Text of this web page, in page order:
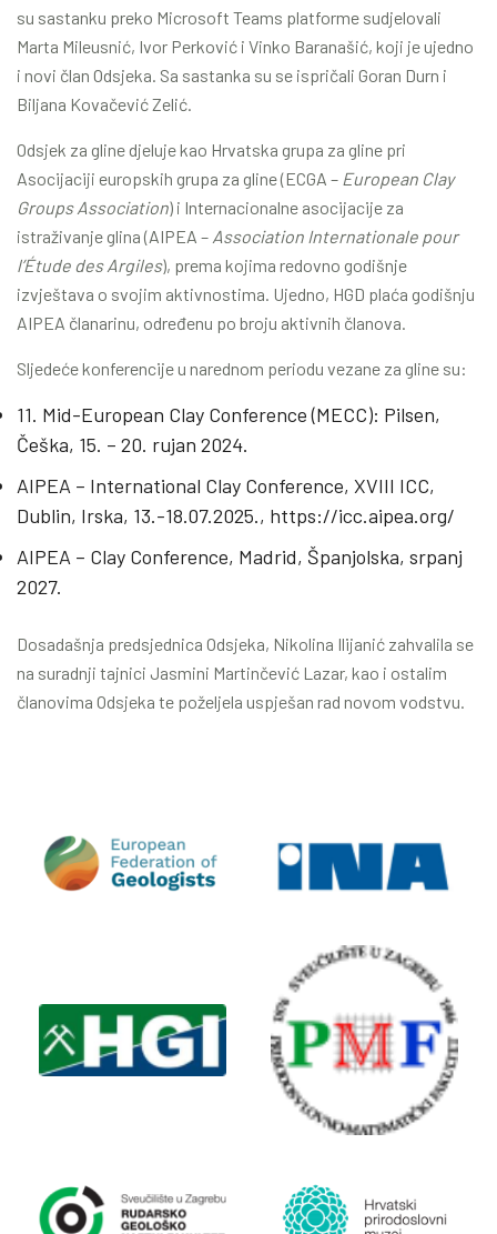
su sastanku preko Microsoft Teams platforme sudjelovali
Marta Mileusnić, Ivor Perković i Vinko Baranašić, koji je ujedno
i novi član Odsjeka. Sa sastanka su se ispričali Goran Durn i
Biljana Kovačević Zelić.
Odsjek za gline djeluje kao Hrvatska grupa za gline pri
Asocijaciji europskih grupa za gline (ECGA – European Clay
Groups Association) i Internacionalne asocijacije za
istraživanje glina (AIPEA – Association Internationale pour
l’Étude des Argiles), prema kojima redovno godišnje
izvještava o svojim aktivnostima. Ujedno, HGD plaća godišnju
AIPEA članarinu, određenu po broju aktivnih članova.
Sljedeće konferencije u narednom periodu vezane za gline su:
11. Mid-European Clay Conference (MECC): Pilsen,
Češka, 15. – 20. rujan 2024.
AIPEA – International Clay Conference, XVIII ICC,
Dublin, Irska, 13.-18.07.2025., https://icc.aipea.org/
AIPEA – Clay Conference, Madrid, Španjolska, srpanj
2027.
Dosadašnja predsjednica Odsjeka, Nikolina Ilijanić zahvalila se
na suradnji tajnici Jasmini Martinčević Lazar, kao i ostalim
članovima Odsjeka te poželjela uspješan rad novom vodstvu.